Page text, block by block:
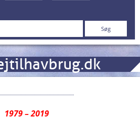
1979 – 2019